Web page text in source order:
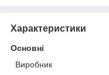
Характеристики
Основні
Виробник